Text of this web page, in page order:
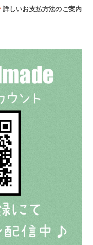
詳しいお支払方法のご案内